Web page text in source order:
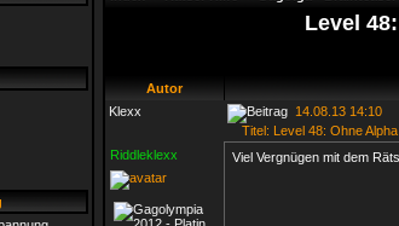
Level
Autor
Klexx
14.08.13 14:10
Titel: Level 48: Ohne
Riddleklexx
Viel Vergnügen mit dem